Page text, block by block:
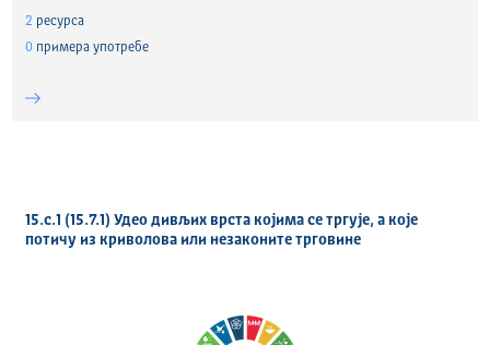
2 ресурса
0 примера употребе
15.c.1 (15.7.1) Удео дивљих врста којима се тргује, а које
потичу из криволова или незаконите трговине